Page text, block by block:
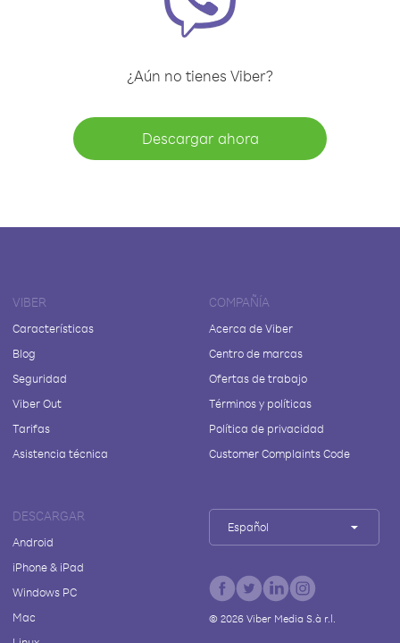
¿Aún no tienes Viber?
Descargar ahora
VIBER
Características
Blog
Seguridad
Viber Out
Tarifas
Asistencia técnica
COMPAÑÍA
Acerca de Viber
Centro de marcas
Ofertas de trabajo
Términos y políticas
Política de privacidad
Customer Complaints Code
DESCARGAR
Android
iPhone & iPad
Windows PC
Mac
Español
© 2026Viber Media S.à r.l.